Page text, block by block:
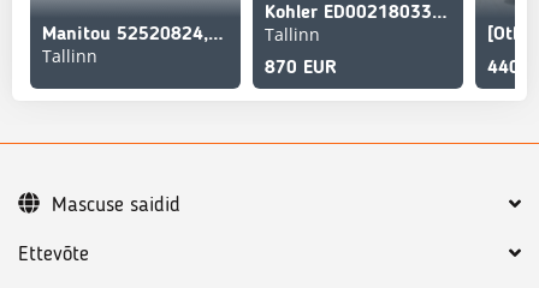
Manitou 52520824, 52520538
Tallinn
Kohler ED0021803330
Tallinn
870 EUR
440
Ettevõte
Mascuse saidid